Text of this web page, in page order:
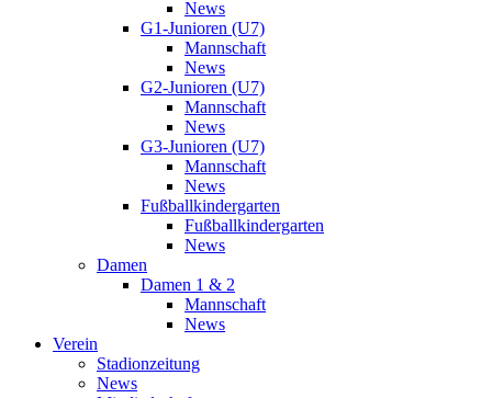
News
G1-Junioren (U7)
Mannschaft
News
G2-Junioren (U7)
Mannschaft
News
G3-Junioren (U7)
Mannschaft
News
Fußballkindergarten
Fußballkindergarten
News
Damen
Damen 1 & 2
Mannschaft
News
Verein
Stadionzeitung
News